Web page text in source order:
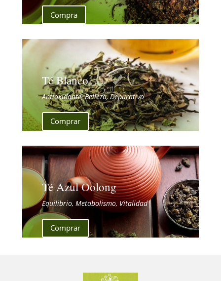
Compra
Té Blanco
Antioxidante, Belleza, Depurativo
Comprar
Té Azul Oolong
Equilibrio, Metabolismo, Vitalidad
Comprar